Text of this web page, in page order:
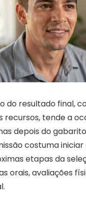
do resultado final,
recursos, tende a
depois do
costuma
etapas da
orais, avaliações